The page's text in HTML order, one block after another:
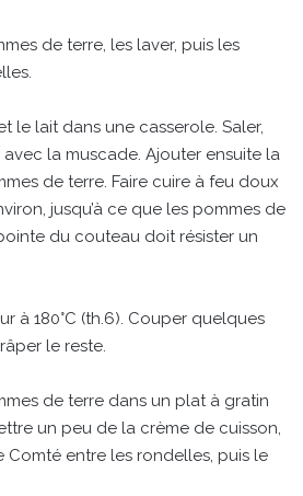
de terre, les laver, puis les
le lait dans une casserole. Saler,
la muscade. Ajouter ensuite la
de terre. Faire cuire à feu doux
jusqu’à ce que les pommes de
du couteau doit résister un
à 180°C (th.6). Couper quelques
le reste.
de terre dans un plat à gratin
un peu de la crème de cuisson,
Comté entre les rondelles, puis le